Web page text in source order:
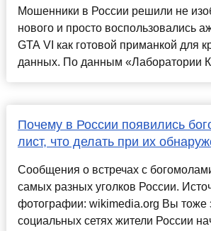
Мошенники в России решили не
нового и просто воспользовались
GTA VI как готовой приманкой для
данных. По данным «Лаборатории
Почему в России появились
лист, что делать при их
Сообщения о встречах с
самых разных уголков России.
фотографии: wikimedia.org Вы тоже
социальных сетях жители России